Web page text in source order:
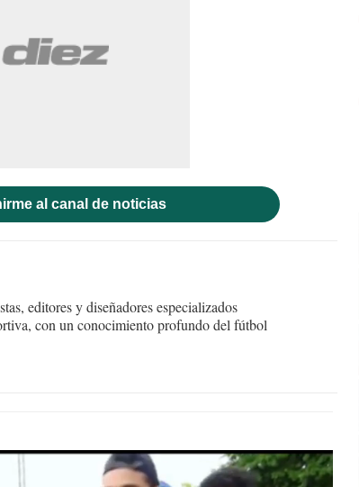
al canal de noticias
editores y diseñadores especializados
con un conocimiento profundo del fútbol